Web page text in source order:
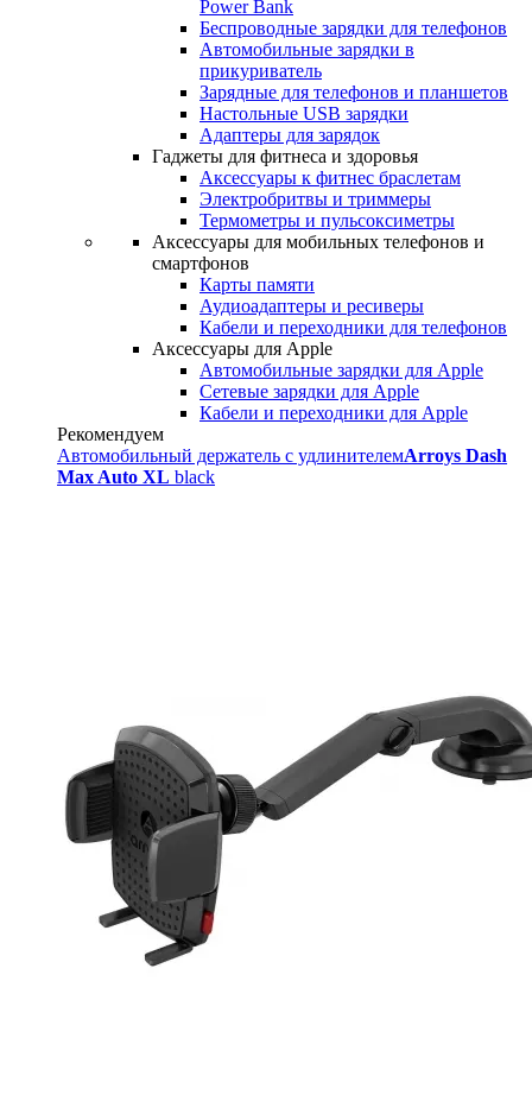
Power Bank
Беспроводные зарядки для телефонов
Автомобильные зарядки в
прикуриватель
Зарядные для телефонов и планшетов
Настольные USB зарядки
Адаптеры для зарядок
Гаджеты для фитнеса и здоровья
Аксессуары к фитнес браслетам
Электробритвы и триммеры
Термометры и пульсоксиметры
Аксессуары для мобильных телефонов и
смартфонов
Карты памяти
Аудиоадаптеры и ресиверы
Кабели и переходники для телефонов
Аксессуары для Apple
Автомобильные зарядки для Apple
Сетевые зарядки для Apple
Кабели и переходники для Apple
Рекомендуем
Автомобильный держатель с удлинителемArroys Dash
Max Auto XL black